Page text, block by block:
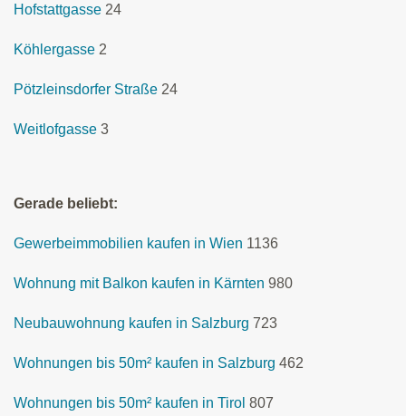
Hofstattgasse 24
Köhlergasse 2
Pötzleinsdorfer Straße 24
Weitlofgasse 3
Gerade beliebt:
Gewerbeimmobilien kaufen in Wien 1136
Wohnung mit Balkon kaufen in Kärnten 980
Neubauwohnung kaufen in Salzburg 723
Wohnungen bis 50m² kaufen in Salzburg 462
Wohnungen bis 50m² kaufen in Tirol 807